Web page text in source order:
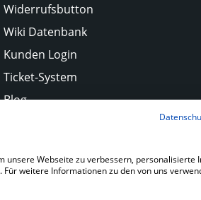
Widerrufsbutton
Wiki Datenbank
Kunden Login
Ticket-System
Blog
unsere Webseite zu verbessern, personalisierte
weitere Informationen zu den von uns